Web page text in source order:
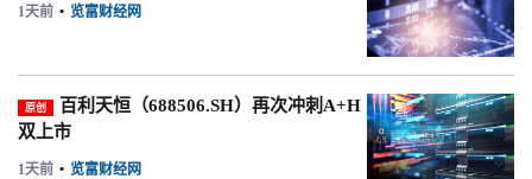
1天前 • 览富财经网
原创
百利天恒（688506.SH）再次冲刺A+H
双上市
1天前 • 览富财经网